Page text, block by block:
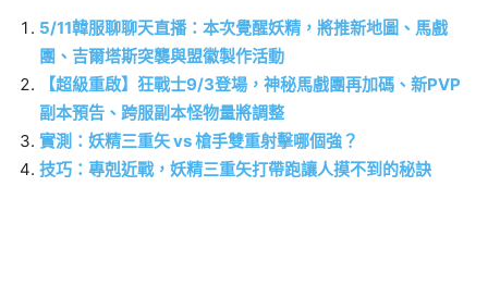
5/11韓服聊聊天直播：本次覺醒妖精，將推新地圖、馬戲
團、吉爾塔斯突襲與盟徽製作活動
【超級重啟】狂戰士9/3登場，神秘馬戲團再加碼、新PVP
副本預告、跨服副本怪物量將調整
實測：妖精三重矢 vs 槍手雙重射擊哪個強？
技巧：專剋近戰，妖精三重矢打帶跑讓人摸不到的秘訣